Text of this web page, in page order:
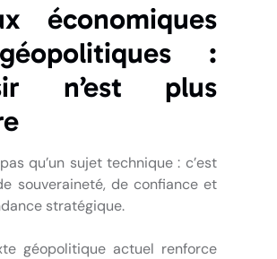
économiques
:
n’est plus
pas qu’un sujet technique : c’est
souveraineté, de confiance et
stratégique.
géopolitique actuel renforce